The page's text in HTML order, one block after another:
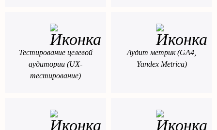
Тестирование целевой
аудитории (UX-
тестирование)
Аудит метрик (GA4,
Yandex Metrica)